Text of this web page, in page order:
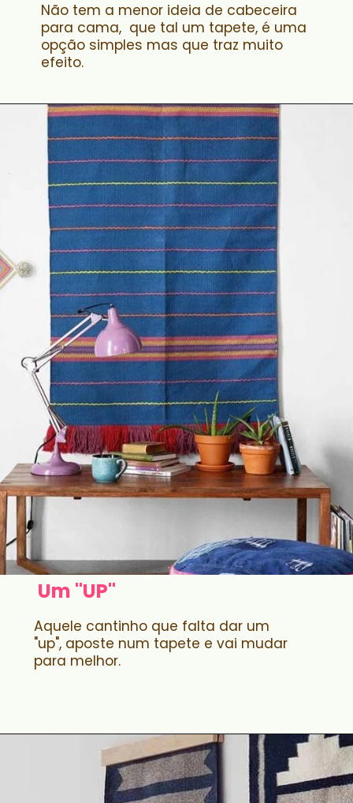
Não tem a menor ideia de cabeceira
para cama, que tal um tapete, é uma
opção simples mas que traz muito
efeito.
Um "UP"
Aquele cantinho que falta dar um
"up", aposte num tapete e vai mudar
para melhor.